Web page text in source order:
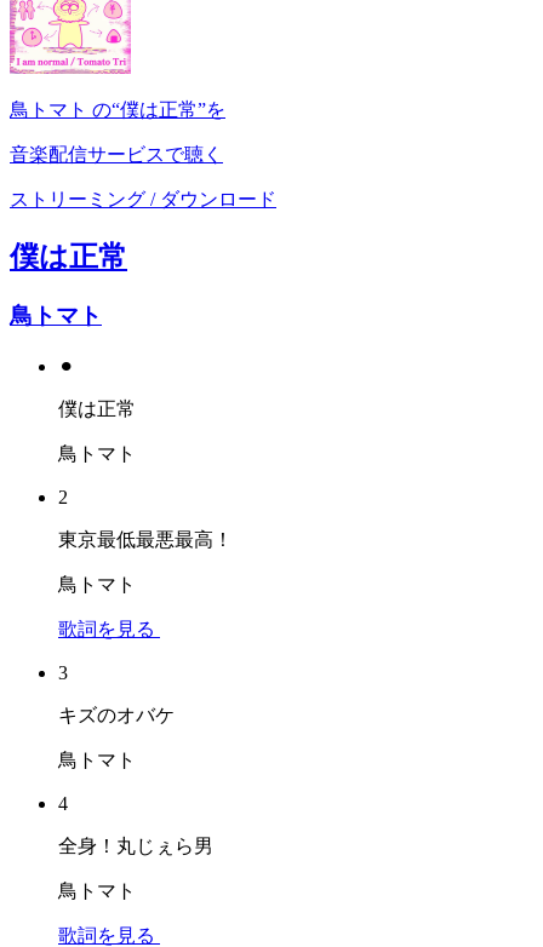
鳥トマト の“僕は正常”を
音楽配信サービスで聴く
ストリーミング / ダウンロード
僕は正常
鳥トマト
⚫︎
僕は正常
鳥トマト
2
東京最低最悪最高！
鳥トマト
歌詞を見る
3
キズのオバケ
鳥トマト
4
全身！丸じぇら男
鳥トマト
歌詞を見る